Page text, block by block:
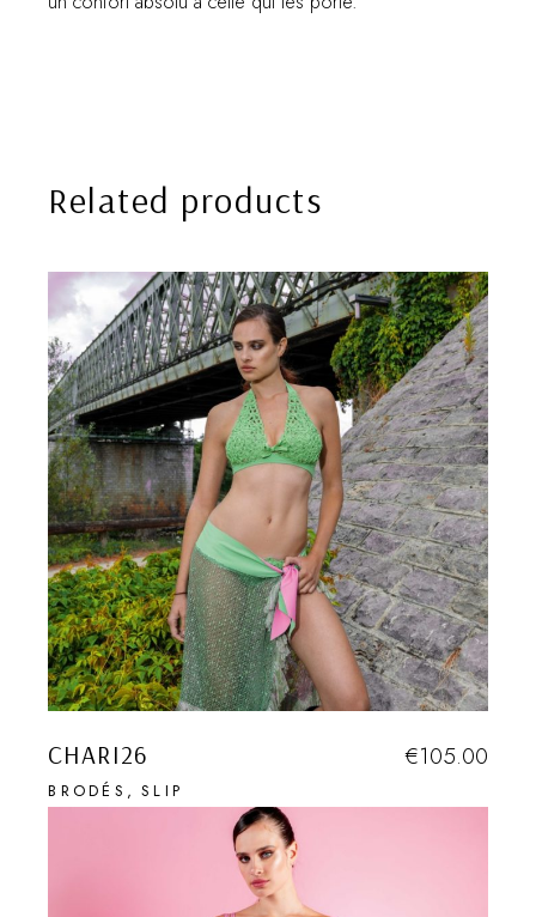
Related products
CHARI26
BRODÉS SLIP
€105.00